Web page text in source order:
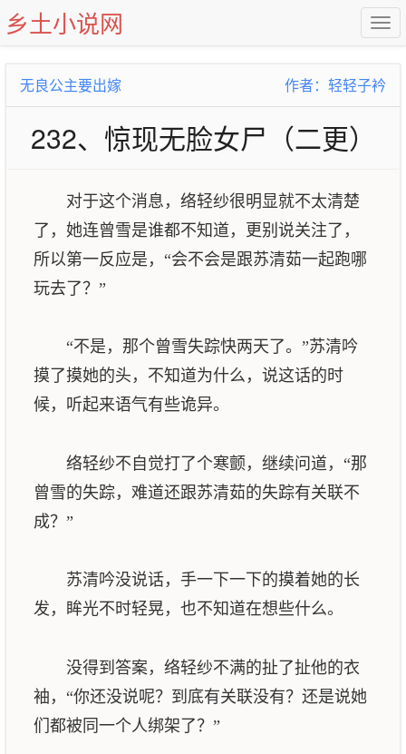
乡土小说网
无良公主要出嫁 作者：轻轻子衿
232、惊现无脸女尸（二更）
对于这个消息，络轻纱很明显就不太清楚
了，她连曾雪是谁都不知道，更别说关注了，
所以第一反应是，“会不会是跟苏清茹一起跑哪
玩去了？”
“不是，那个曾雪失踪快两天了。”苏清吟
摸了摸她的头，不知道为什么，说这话的时
候，听起来语气有些诡异。
络轻纱不自觉打了个寒颤，继续问道，“那
曾雪的失踪，难道还跟苏清茹的失踪有关联不
成？”
苏清吟没说话，手一下一下的摸着她的长
发，眸光不时轻晃，也不知道在想些什么。
没得到答案，络轻纱不满的扯了扯他的衣
袖，“你还没说呢？到底有关联没有？还是说她
们都被同一个人绑架了？”